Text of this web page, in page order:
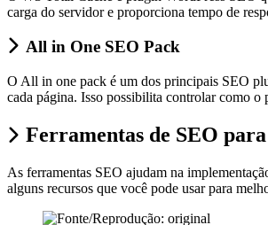
carga do servidor e proporciona tempo de
All in One SEO Pack
O All in one pack é um dos principais SEO
cada página. Isso possibilita controlar como o
Ferramentas de SEO
As ferramentas SEO ajudam na
alguns recursos que você pode usar para